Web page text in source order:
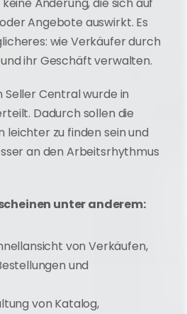
Angebote auswirkt. Es
wie Verkäufer durch
ihr Geschäft verwalten.
Seller Central wurde in
Dadurch sollen die
zu finden sein und
an den Arbeitsrhythmus
unter anderem:
von Verkäufen,
und
von Katalog,